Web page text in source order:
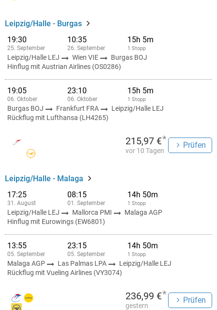
Leipzig/Halle - Burgas
19:30
25. September
10:35
26. September
15h 5m
1 Stopp
Leipzig/Halle LEJ Wien VIE
Burgas BOJ
Hinflug mit Austrian Airlines (OS0286)
19:05
06. Oktober
23:10
06. Oktober
15h 5m
1 Stopp
Burgas BOJ Frankfurt FRA
Leipzig/Halle LEJ
Rückflug mit Lufthansa (LH4265)
215,97 €*
vor 10 Tagen
Prüfen
Leipzig/Halle - Malaga
17:25
31. August
08:15
01. September
14h 50m
1 Stopp
Leipzig/Halle LEJ Mallorca PMI
Malaga AGP
Hinflug mit Eurowings (EW6801)
13:55
05. September
23:15
05. September
14h 50m
1 Stopp
Malaga AGP Las Palmas LPA
Leipzig/Halle LEJ
Rückflug mit Vueling Airlines (VY3074)
236,99 €*
gestern
Prüfen